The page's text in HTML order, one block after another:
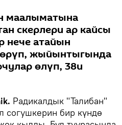
маалыматына
скерлери ар кайсы
нече атайын
жыйынтыгында
өлүп, 38и
Радикалдык "Талибан"
бир күндө